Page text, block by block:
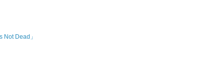
Not Dead」